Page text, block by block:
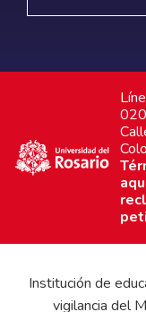
Institución de
vigilancia del